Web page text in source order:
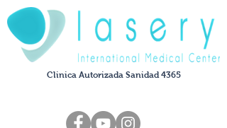
Clinica Autorizada Sanidad 4365